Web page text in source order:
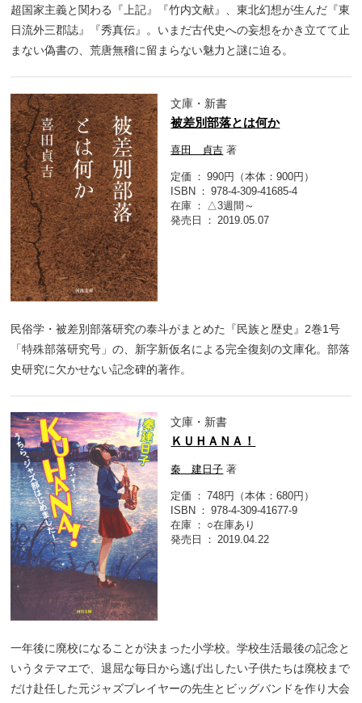
超国家主義と関わる『上記』『竹内文献』、東北幻想が生んだ『東
日流外三郡誌』『秀真伝』。いまだ古代史への妄想をかき立てて止
まない偽書の、荒唐無稽に留まらない魅力と謎に迫る。
文庫・新書
被差別部落とは何か
喜田 貞吉 著
定価
990円（本体：900円）
ISBN
978-4-309-41685-4
在庫
△3週間～
発売日
2019.05.07
民俗学・被差別部落研究の泰斗がまとめた『民族と歴史』2巻1号
「特殊部落研究号」の、新字新仮名による完全復刻の文庫化。部落
史研究に欠かせない記念碑的著作。
文庫・新書
ＫＵＨＡＮＡ！
秦 建日子 著
定価
748円（本体：680円）
ISBN
978-4-309-41677-9
在庫
○在庫あり
発売日
2019.04.22
一年後に廃校になることが決まった小学校。学校生活最後の記念と
いうタテマエで、退屈な毎日から逃げ出したい子供たちは廃校まで
だけ赴任した元ジャズプレイヤーの先生とビッグバンドを作り大会